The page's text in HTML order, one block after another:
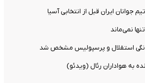
جوانان ایران قبل از انتخابی آسیا
نمی‌ماند
استقلال و پرسپولیس مشخص شد
به هواداران رئال (ویدئو)